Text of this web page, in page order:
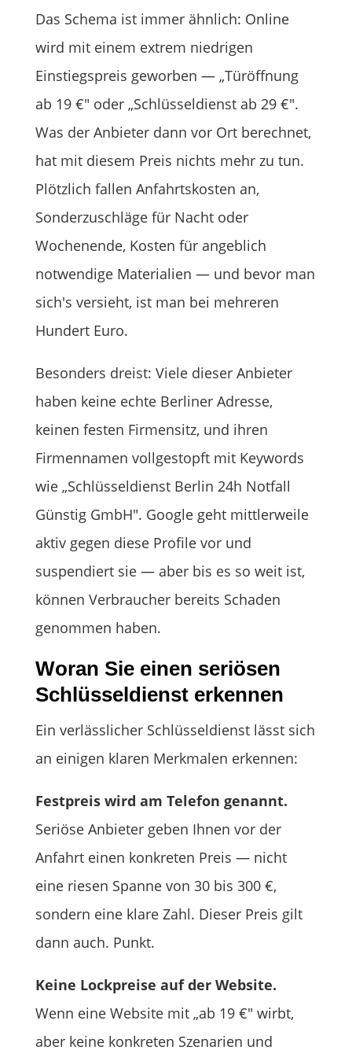
Das Schema ist immer ähnlich: Online
wird mit einem extrem niedrigen
Einstiegspreis geworben — „Türöffnung
ab 19 €" oder „Schlüsseldienst ab 29 €".
Was der Anbieter dann vor Ort berechnet,
hat mit diesem Preis nichts mehr zu tun.
Plötzlich fallen Anfahrtskosten an,
Sonderzuschläge für Nacht oder
Wochenende, Kosten für angeblich
notwendige Materialien — und bevor man
sich's versieht, ist man bei mehreren
Hundert Euro.
Besonders dreist: Viele dieser Anbieter
haben keine echte Berliner Adresse,
keinen festen Firmensitz, und ihren
Firmennamen vollgestopft mit Keywords
wie „Schlüsseldienst Berlin 24h Notfall
Günstig GmbH". Google geht mittlerweile
aktiv gegen diese Profile vor und
suspendiert sie — aber bis es so weit ist,
können Verbraucher bereits Schaden
genommen haben.
Woran Sie einen seriösen
Schlüsseldienst erkennen
Ein verlässlicher Schlüsseldienst lässt sich
an einigen klaren Merkmalen erkennen:
Festpreis wird am Telefon genannt.
Seriöse Anbieter geben Ihnen vor der
Anfahrt einen konkreten Preis — nicht
eine riesen Spanne von 30 bis 300 €,
sondern eine klare Zahl. Dieser Preis gilt
dann auch. Punkt.
Keine Lockpreise auf der Website.
Wenn eine Website mit „ab 19 €" wirbt,
aber keine konkreten Szenarien und